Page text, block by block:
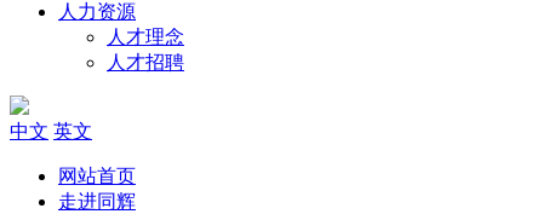
人力资源
人才理念
人才招聘
中文 英文
网站首页
走进同辉